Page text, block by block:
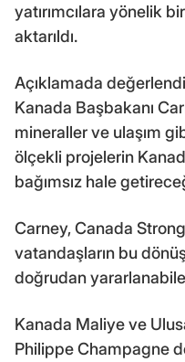
yatırımcılara yönelik
aktarıldı.
Açıklamada
Kanada Başbakanı
mineraller ve ulaşım
ölçekli projelerin
bağımsız hale
Carney, Canada
vatandaşların bu
doğrudan
Kanada Maliye ve
Philippe Champagne